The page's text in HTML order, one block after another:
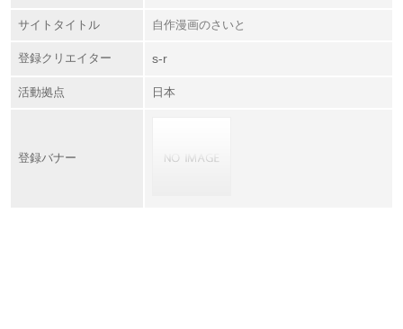
サイトタイトル 自作漫画のさいと
登録クリエイター s-r
活動拠点 日本
登録バナー